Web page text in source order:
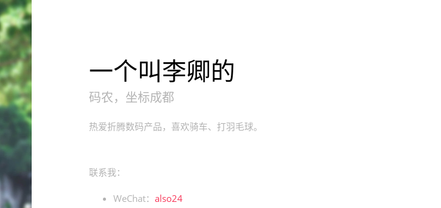
一个叫李卿的
码农，坐标成都
热爱折腾数码产品，喜欢骑车、打羽毛球。
联系我：
WeChat：also24